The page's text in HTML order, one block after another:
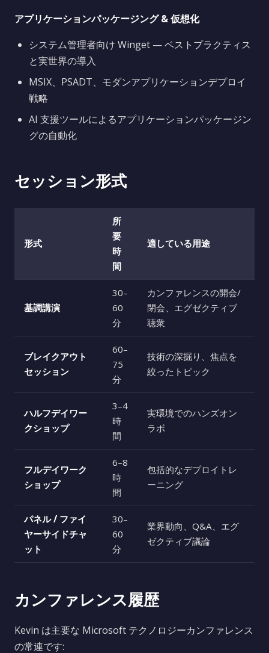
アプリケーションパッケージング & 仮想化
システム管理者向け Winget — ベストプラクティス
と実世界の導入
MSIX、PSADT、モダンアプリケーションデプロイ
戦略
AI 支援ツールによるアプリケーションパッケージン
グの自動化
セッション形式
形式
所
要
時
間
適している用途
基調講演
30–
60
分
カンファレンスの開会/
閉会、エグゼクティブ
聴衆
ブレイクアウト
セッション
60–
75
分
技術の深掘り、焦点を
絞ったトピック
ハルフデイワー
クショップ
3–4
時
間
実環境でのハンズオン
ラボ
フルデイワーク
ショップ
6–8
時
間
包括的なデプロイトレ
ーニング
パネル / ファイ
ヤーサイドチャ
ット
30–
60
分
業界動向、Q&A、エグ
ゼクティブ議論
カンファレンス履歴
Kevin は主要な Microsoft テクノロジーカンファレンス
の常連です: